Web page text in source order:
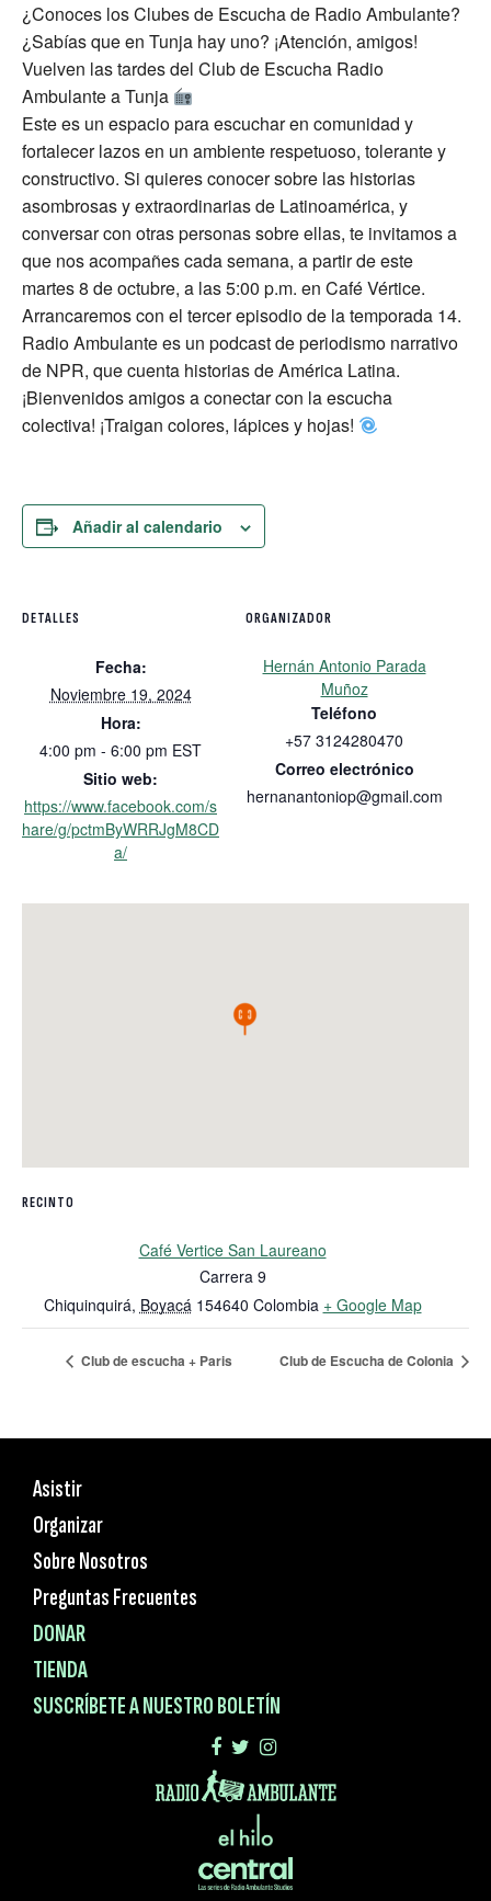
¿Conoces los Clubes de Escucha de Radio Ambulante?
¿Sabías que en Tunja hay uno? ¡Atención, amigos!
Vuelven las tardes del Club de Escucha Radio
Ambulante a Tunja
Este es un espacio para escuchar en comunidad y
fortalecer lazos en un ambiente respetuoso, tolerante y
constructivo. Si quieres conocer sobre las historias
asombrosas y extraordinarias de Latinoamérica, y
conversar con otras personas sobre ellas, te invitamos a
que nos acompañes cada semana, a partir de este
martes 8 de octubre, a las 5:00 p.m. en Café Vértice.
Arrancaremos con el tercer episodio de la temporada 14.
Radio Ambulante es un podcast de periodismo narrativo
de NPR, que cuenta historias de América Latina.
¡Bienvenidos amigos a conectar con la escucha
colectiva! ¡Traigan colores, lápices y hojas!
Añadir al calendario
DETALLES
Fecha:
Noviembre 19, 2024
Hora:
4:00 pm - 6:00 pm EST
Sitio web:
https://www.facebook.com/s
hare/g/pctmByWRRJgM8CD
a/
ORGANIZADOR
Hernán Antonio Parada
Muñoz
Teléfono
+57 3124280470
Correo electrónico
hernanantoniop@gmail.com
RECINTO
Café Vertice San Laureano
Carrera 9
Chiquinquirá, Boyacá 154640 Colombia + Google Map
Club de escucha + Paris Club de Escucha de Colonia
Asistir
Organizar
Sobre Nosotros
Preguntas Frecuentes
DONAR
TIENDA
SUSCRÍBETE A NUESTRO BOLETÍN